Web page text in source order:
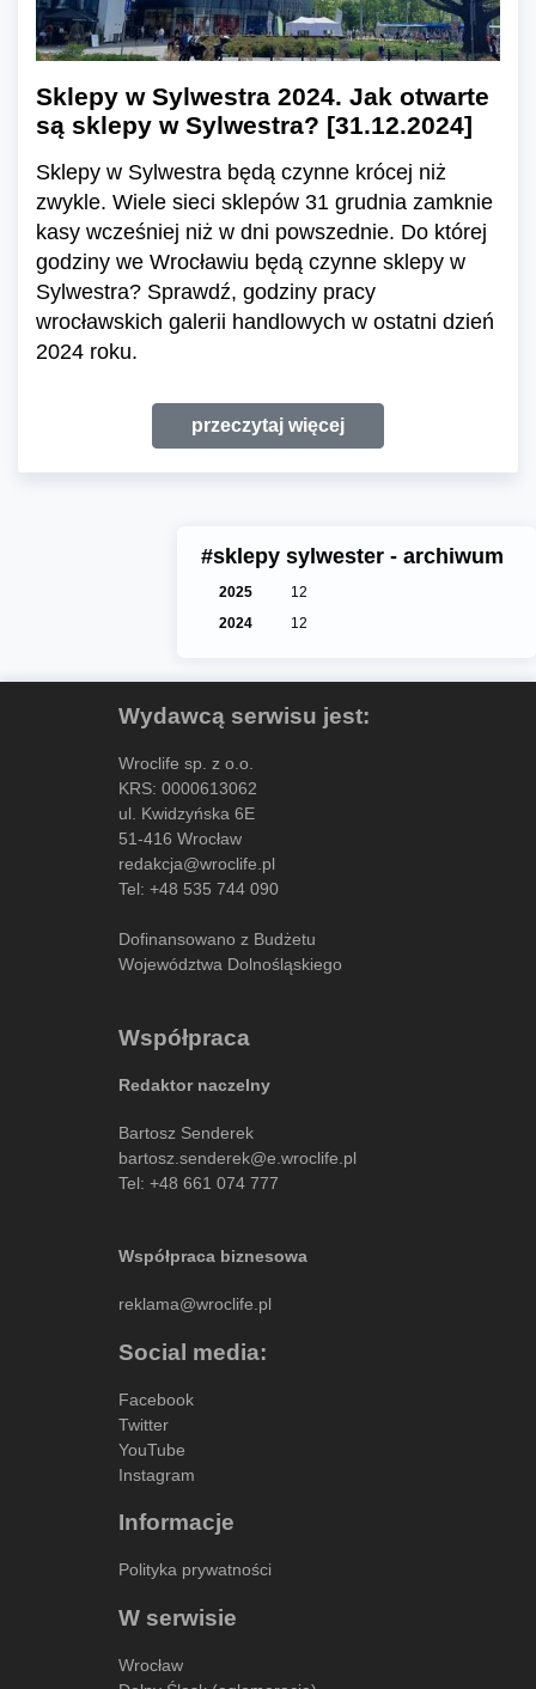
Sklepy w Sylwestra 2024. Jak otwarte
są sklepy w Sylwestra? [31.12.2024]
Sklepy w Sylwestra będą czynne krócej niż
zwykle. Wiele sieci sklepów 31 grudnia zamknie
kasy wcześniej niż w dni powszednie. Do której
godziny we Wrocławiu będą czynne sklepy w
Sylwestra? Sprawdź, godziny pracy
wrocławskich galerii handlowych w ostatni dzień
2024 roku.
przeczytaj więcej
#sklepy sylwester - archiwum
2025
12
2024
12
Wydawcą serwisu jest:
Wroclife sp. z o.o.
KRS: 0000613062
ul. Kwidzyńska 6E
51-416 Wrocław
redakcja@wroclife.pl
Tel: +48 535 744 090
Dofinansowano z Budżetu
Województwa Dolnośląskiego
Współpraca
Redaktor naczelny
Bartosz Senderek
bartosz.senderek@e.wroclife.pl
Tel: +48 661 074 777
Współpraca biznesowa
reklama@wroclife.pl
Social media:
Facebook
Twitter
YouTube
Instagram
Informacje
Polityka prywatności
W serwisie
Wrocław